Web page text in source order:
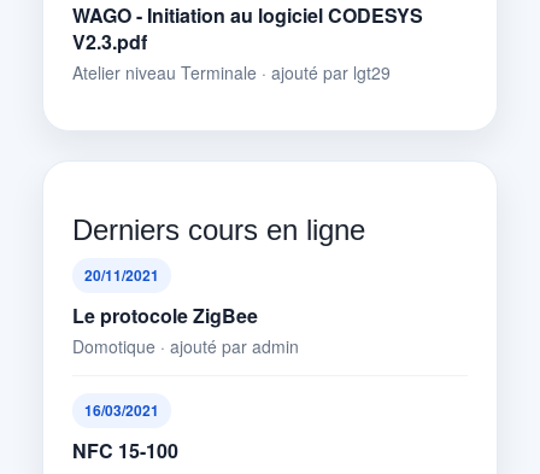
WAGO - Initiation au logiciel CODESYS
V2.3.pdf
Atelier niveau Terminale · ajouté par lgt29
Derniers cours en ligne
20/11/2021
Le protocole ZigBee
Domotique · ajouté par admin
16/03/2021
NFC 15-100